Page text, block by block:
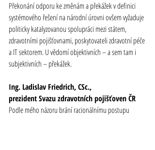
Překonání odporu ke změnám a překážek v definici
systémového řešení na národní úrovni ovšem vyžaduje
politicky katalyzovanou spolupráci mezi státem,
zdravotními pojišťovnami, poskytovateli zdravotní péče
a IT sektorem. U vědomí objektivních – a sem tam i
subjektivních – překážek.
Ing. Ladislav Friedrich, CSc.,
prezident Svazu zdravotních pojišťoven ČR
Podle mého názoru brání racionálnímu postupu